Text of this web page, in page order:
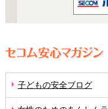
子どもの安全ブログ